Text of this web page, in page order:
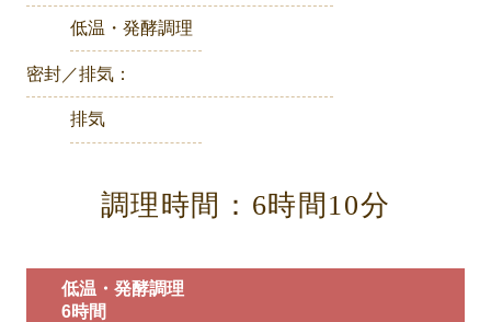
低温・発酵調理
密封／排気：
排気
調理時間：6時間10分
低温・発酵調理
6時間